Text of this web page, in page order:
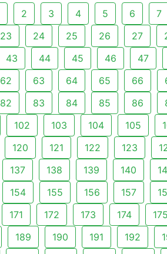
2 3 4 5 6 7
23 24 25 26 27
43 44 45 46 47
62 63 64 65 66
82 83 84 85 86
102 103 104 105
120 121 122 123
137 138 139 140
154 155 156 157
171 172 173 174 175
189 190 191 192